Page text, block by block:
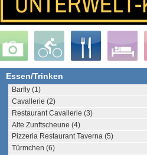
Essen/Trinken
Barfly (1)
Cavallerie (2)
Restaurant Cavallerie (3)
Alte Zunftscheune (4)
Pizzeria Restaurant Taverna (5)
Türmchen (6)